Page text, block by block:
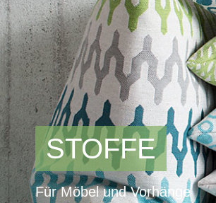
STOFFE
Für Möbel und Vorhänge